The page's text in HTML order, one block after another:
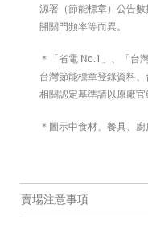
源署（節能標章）公告數
開關門頻率等而異。
＊「省電 No.1」、「台
台灣節能標章登錄資料
相關認定基準請以原廠官
＊圖示中食材、餐具、
賣場注意事項